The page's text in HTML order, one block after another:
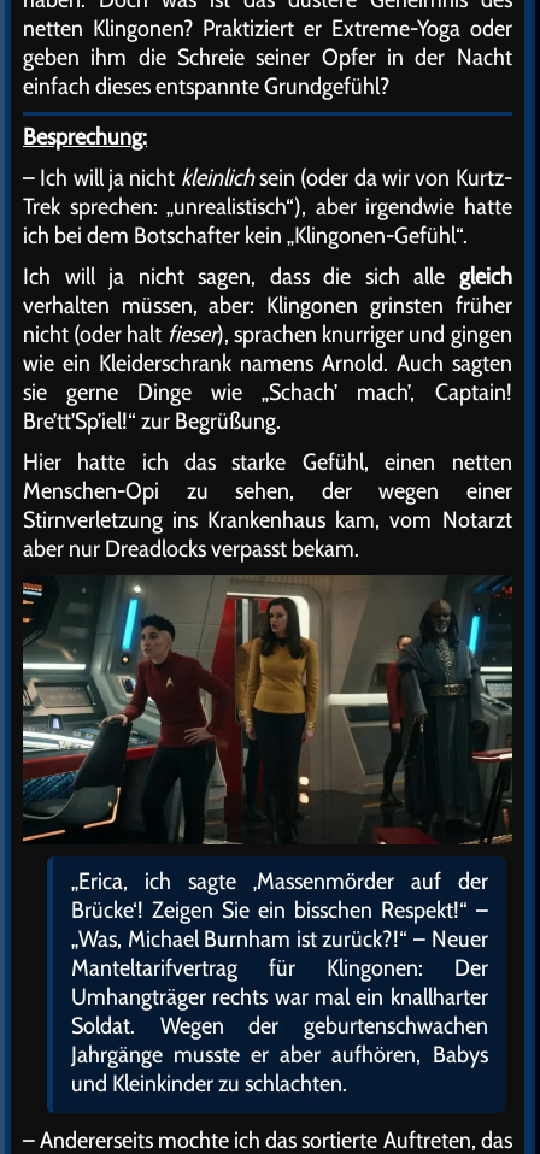
netten Klingonen? Praktiziert er Extreme-Yoga oder
geben ihm die Schreie seiner Opfer in der Nacht
einfach dieses entspannte Grundgefühl?
Besprechung:
– Ich will ja nicht kleinlichsein (oder da wir von Kurtz-
Trek sprechen: „unrealistisch“), aber irgendwie hatte
ich bei dem Botschafter kein „Klingonen-Gefühl“.
Ich will ja nicht sagen, dass die sich alle gleich
verhalten müssen, aber: Klingonen grinsten früher
nicht (oder halt fieser), sprachen knurriger und gingen
wie ein Kleiderschrank namens Arnold. Auch sagten
sie gerne Dinge wie „Schach’ mach’, Captain!
Bre’tt’Sp’iel!“ zur Begrüßung.
Hier hatte ich das starke Gefühl, einen netten
Menschen-Opi zu sehen, der wegen einer
Stirnverletzung ins Krankenhaus kam, vom Notarzt
aber nur Dreadlocks verpasst bekam.
„Erica, ich sagte ‚Massenmörder auf der
Brücke‘! Zeigen Sie ein bisschen Respekt!“ –
„Was, Michael Burnham ist zurück?!“ – Neuer
Manteltarifvertrag für Klingonen: Der
Umhangträger rechts war mal ein knallharter
Soldat. Wegen der geburtenschwachen
Jahrgänge musste er aber aufhören, Babys
und Kleinkinder zu schlachten.
– Andererseits mochte ich das sortierte Auftreten, das